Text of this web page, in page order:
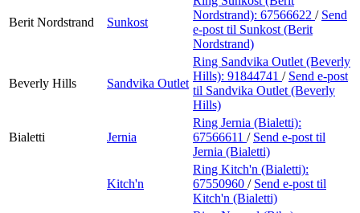
Berit Nordstrand Sunkost
Nordstrand): 67566622 / Send
e-post til Sunkost (Berit
Nordstrand)
Beverly Hills Sandvika Outlet
Ring Sandvika Outlet (Beverly
Hills): 91844741 / Send e-post
til Sandvika Outlet (Beverly
Hills)
Bialetti Jernia
Ring Jernia (Bialetti):
67566611 / Send e-post til
Jernia (Bialetti)
Kitch'n
Ring Kitch'n (Bialetti):
67550960 / Send e-post til
Kitch'n (Bialetti)